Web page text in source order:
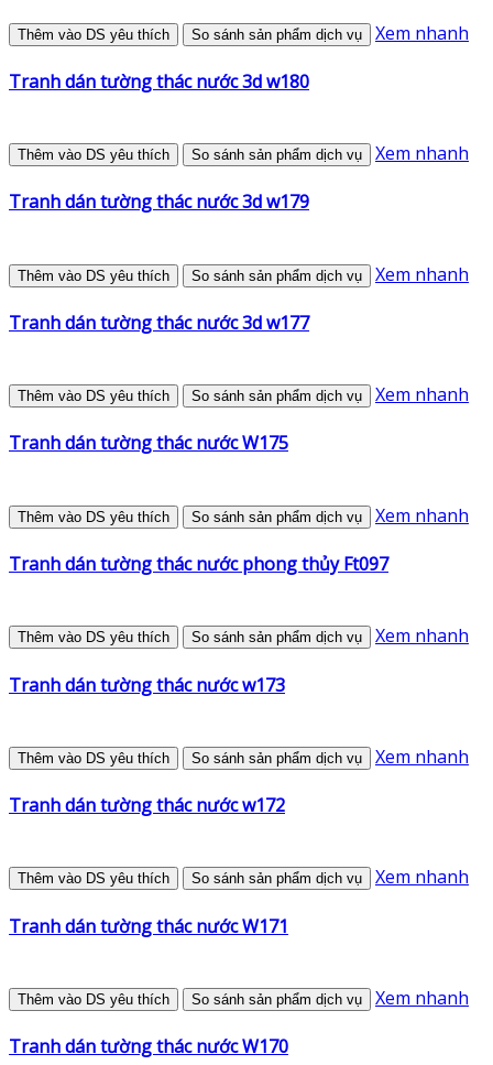
Thêm vào DS yêu thích So sánh sản phẩm dịch vụ Xem nhanh
Tranh dán tường thác nước 3d w180
Thêm vào DS yêu thích So sánh sản phẩm dịch vụ Xem nhanh
Tranh dán tường thác nước 3d w179
Thêm vào DS yêu thích So sánh sản phẩm dịch vụ Xem nhanh
Tranh dán tường thác nước 3d w177
Thêm vào DS yêu thích So sánh sản phẩm dịch vụ Xem nhanh
Tranh dán tường thác nước W175
Thêm vào DS yêu thích So sánh sản phẩm dịch vụ Xem nhanh
Tranh dán tường thác nước phong thủy Ft097
Thêm vào DS yêu thích So sánh sản phẩm dịch vụ Xem nhanh
Tranh dán tường thác nước w173
Thêm vào DS yêu thích So sánh sản phẩm dịch vụ Xem nhanh
Tranh dán tường thác nước w172
Thêm vào DS yêu thích So sánh sản phẩm dịch vụ Xem nhanh
Tranh dán tường thác nước W171
Thêm vào DS yêu thích So sánh sản phẩm dịch vụ Xem nhanh
Tranh dán tường thác nước W170